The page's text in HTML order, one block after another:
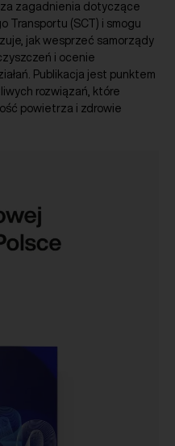
zagadnienia dotyczące
Transportu (SCT) i smogu
jak wesprzeć samorządy
i ocenie
Publikacja jest punktem
rozwiązań, które
powietrza i zdrowie